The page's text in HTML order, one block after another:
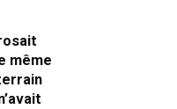
même